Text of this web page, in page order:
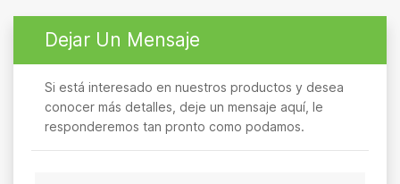
Dejar Un Mensaje
Si está interesado en nuestros productos y desea
conocer más detalles, deje un mensaje aquí, le
responderemos tan pronto como podamos.